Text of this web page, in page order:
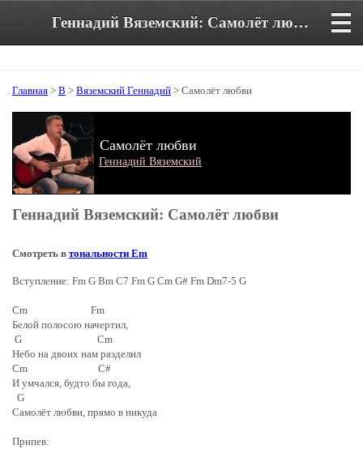
Геннадий Вяземский: Самолёт любви. Аккорды и текст песни
Главная > В > Вяземский Геннадий > Самолёт любви
Самолёт любви
Геннадий Вяземский
Геннадий Вяземский: Самолёт любви
Смотреть в тональности Em
Вступление: Fm G Bm C7 Fm G Cm G# Fm Dm7-5 G
Cm Fm
Белой полосою начертил,
G Cm
Небо на двоих нам разделил
Cm C#
И умчался, будто бы года,
G
Самолёт любви, прямо в никуда
Припев: